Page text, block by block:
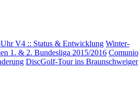
V4 :: Status & Entwicklung Winter-
1. & 2. Bundesliga 2015/2016 Comunio
DiscGolf-Tour ins Braunschweiger